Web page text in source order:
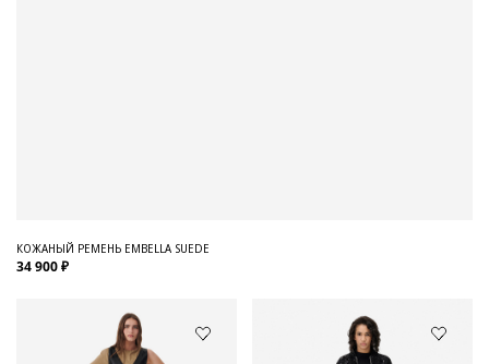
КОЖАНЫЙ РЕМЕНЬ EMBELLA SUEDE
34 900 ₽